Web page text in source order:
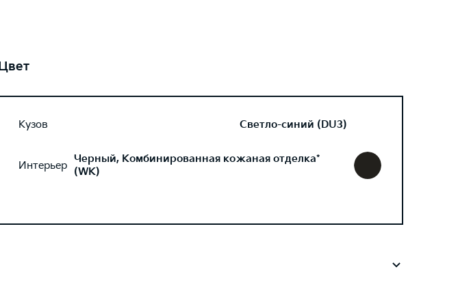
Цвет
Кузов Светло-синий (DU3)
Интерьер Черный, Комбинированная кожаная отделка*
(WK)